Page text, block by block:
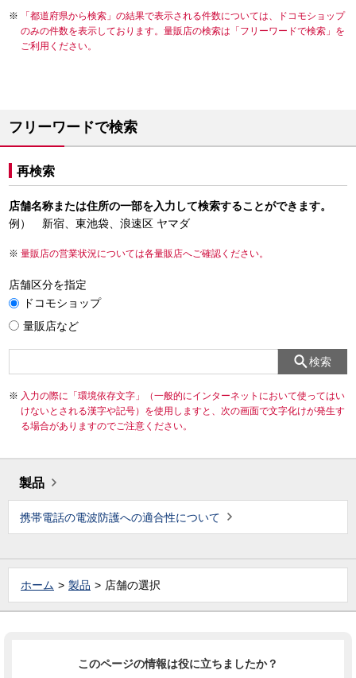
「都道府県から検索」の結果で表示される件数については、ドコモショップ
のみの件数を表示しております。量販店の検索は「フリーワードで検索」を
ご利用ください。
フリーワードで検索
再検索
店舗名称または住所の一部を入力して検索することができます。
例） 新宿、東池袋、浪速区 ヤマダ
量販店の営業状況については各量販店へご確認ください。
店舗区分を指定
ドコモショップ
量販店など
検索
入力の際に「環境依存文字」（一般的にインターネットにおいて使ってはい
けないとされる漢字や記号）を使用しますと、次の画面で文字化けが発生す
る場合がありますのでご注意ください。
製品
携帯電話の電波防護への適合性について
ホーム 製品 店舗の選択
このページの情報は役に立ちましたか？